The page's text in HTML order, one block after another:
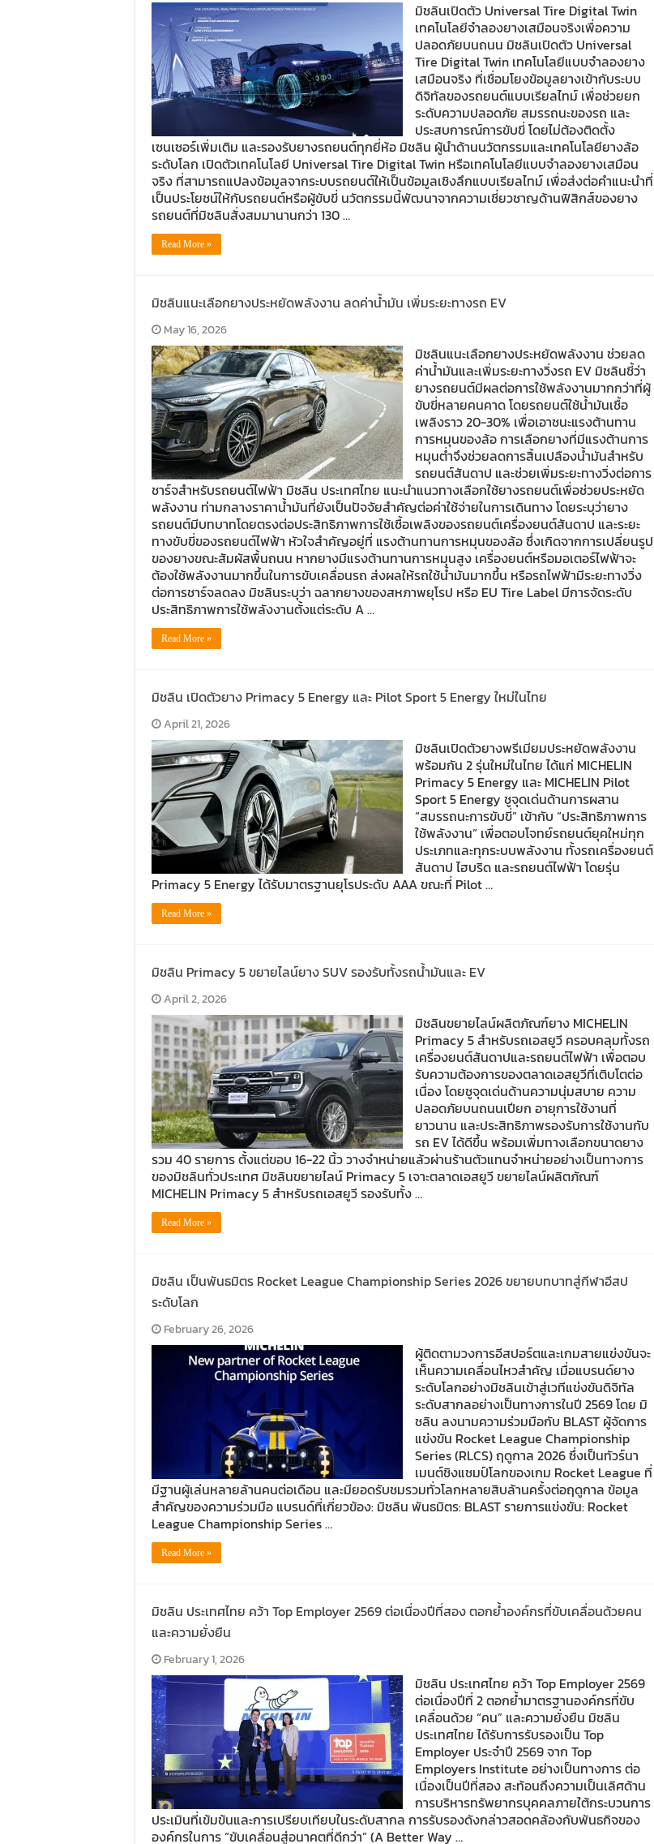
มิชลินเปิดตัว Universal Tire Digital Twin
เทคโนโลยีจำลองยางเสมือนจริงเพื่อความ
ปลอดภัยบนถนน มิชลินเปิดตัว Universal
Tire Digital Twin เทคโนโลยีแบบจำลองยาง
เสมือนจริง ที่เชื่อมโยงข้อมูลยางเข้ากับระบบ
ดิจิทัลของรถยนต์แบบเรียลไทม์ เพื่อช่วยยก
ระดับความปลอดภัย สมรรถนะของรถ และ
ประสบการณ์การขับขี่ โดยไม่ต้องติดตั้ง
เซนเซอร์เพิ่มเติม และรองรับยางรถยนต์ทุกยี่ห้อ มิชลิน ผู้นำด้านนวัตกรรมและเทคโนโลยียางล้อ
ระดับโลก เปิดตัวเทคโนโลยี Universal Tire Digital Twin หรือเทคโนโลยีแบบจำลองยางเสมือน
จริง ที่สามารถแปลงข้อมูลจากระบบรถยนต์ให้เป็นข้อมูลเชิงลึกแบบเรียลไทม์ เพื่อส่งต่อคำแนะนำที่
เป็นประโยชน์ให้กับรถยนต์หรือผู้ขับขี่ นวัตกรรมนี้พัฒนาจากความเชี่ยวชาญด้านฟิสิกส์ของยาง
รถยนต์ที่มิชลินสั่งสมมานานกว่า 130 …
Read More »
มิชลินแนะเลือกยางประหยัดพลังงาน ลดค่าน้ำมัน เพิ่มระยะทางรถ EV
May 16, 2026
มิชลินแนะเลือกยางประหยัดพลังงาน ช่วยลด
ค่าน้ำมันและเพิ่มระยะทางวิ่งรถ EV มิชลินชี้ว่า
ยางรถยนต์มีผลต่อการใช้พลังงานมากกว่าที่ผู้
ขับขี่หลายคนคาด โดยรถยนต์ใช้น้ำมันเชื้อ
เพลิงราว 20-30% เพื่อเอาชนะแรงต้านทาน
การหมุนของล้อ การเลือกยางที่มีแรงต้านการ
หมุนต่ำจึงช่วยลดการสิ้นเปลืองน้ำมันสำหรับ
รถยนต์สันดาป และช่วยเพิ่มระยะทางวิ่งต่อการ
ชาร์จสำหรับรถยนต์ไฟฟ้า มิชลิน ประเทศไทย แนะนำแนวทางเลือกใช้ยางรถยนต์เพื่อช่วยประหยัด
พลังงาน ท่ามกลางราคาน้ำมันที่ยังเป็นปัจจัยสำคัญต่อค่าใช้จ่ายในการเดินทาง โดยระบุว่ายาง
รถยนต์มีบทบาทโดยตรงต่อประสิทธิภาพการใช้เชื้อเพลิงของรถยนต์เครื่องยนต์สันดาป และระยะ
ทางขับขี่ของรถยนต์ไฟฟ้า หัวใจสำคัญอยู่ที่ แรงต้านทานการหมุนของล้อ ซึ่งเกิดจากการเปลี่ยนรูป
ของยางขณะสัมผัสพื้นถนน หากยางมีแรงต้านทานการหมุนสูง เครื่องยนต์หรือมอเตอร์ไฟฟ้าจะ
ต้องใช้พลังงานมากขึ้นในการขับเคลื่อนรถ ส่งผลให้รถใช้น้ำมันมากขึ้น หรือรถไฟฟ้ามีระยะทางวิ่ง
ต่อการชาร์จลดลง มิชลินระบุว่า ฉลากยางของสหภาพยุโรป หรือ EU Tire Label มีการจัดระดับ
ประสิทธิภาพการใช้พลังงานตั้งแต่ระดับ A …
Read More »
มิชลิน เปิดตัวยาง Primacy 5 Energy และ Pilot Sport 5 Energy ใหม่ในไทย
April 21, 2026
มิชลินเปิดตัวยางพรีเมียมประหยัดพลังงาน
พร้อมกัน 2 รุ่นใหม่ในไทย ได้แก่ MICHELIN
Primacy 5 Energy และ MICHELIN Pilot
Sport 5 Energy ชูจุดเด่นด้านการผสาน
“สมรรถนะการขับขี่” เข้ากับ “ประสิทธิภาพการ
ใช้พลังงาน” เพื่อตอบโจทย์รถยนต์ยุคใหม่ทุก
ประเภทและทุกระบบพลังงาน ทั้งรถเครื่องยนต์
สันดาป ไฮบริด และรถยนต์ไฟฟ้า โดยรุ่น
Primacy 5 Energy ได้รับมาตรฐานยุโรประดับ AAA ขณะที่ Pilot …
Read More »
มิชลิน Primacy 5 ขยายไลน์ยาง SUV รองรับทั้งรถน้ำมันและ EV
April 2, 2026
มิชลินขยายไลน์ผลิตภัณฑ์ยาง MICHELIN
Primacy 5 สำหรับรถเอสยูวี ครอบคลุมทั้งรถ
เครื่องยนต์สันดาปและรถยนต์ไฟฟ้า เพื่อตอบ
รับความต้องการของตลาดเอสยูวีที่เติบโตต่อ
เนื่อง โดยชูจุดเด่นด้านความนุ่มสบาย ความ
ปลอดภัยบนถนนเปียก อายุการใช้งานที่
ยาวนาน และประสิทธิภาพรองรับการใช้งานกับ
รถ EV ได้ดีขึ้น พร้อมเพิ่มทางเลือกขนาดยาง
รวม 40 รายการ ตั้งแต่ขอบ 16-22 นิ้ว วางจำหน่ายแล้วผ่านร้านตัวแทนจำหน่ายอย่างเป็นทางการ
ของมิชลินทั่วประเทศ มิชลินขยายไลน์ Primacy 5 เจาะตลาดเอสยูวี ขยายไลน์ผลิตภัณฑ์
MICHELIN Primacy 5 สำหรับรถเอสยูวี รองรับทั้ง …
Read More »
มิชลิน เป็นพันธมิตร Rocket League Championship Series 2026 ขยายบทบาทสู่กีฬาอีสป
ระดับโลก
February 26, 2026
ผู้ติดตามวงการอีสปอร์ตและเกมสายแข่งขันจะ
เห็นความเคลื่อนไหวสำคัญ เมื่อแบรนด์ยาง
ระดับโลกอย่างมิชลินเข้าสู่เวทีแข่งขันดิจิทัล
ระดับสากลอย่างเป็นทางการในปี 2569 โดย มิ
ชลิน ลงนามความร่วมมือกับ BLAST ผู้จัดการ
แข่งขัน Rocket League Championship
Series (RLCS) ฤดูกาล 2026 ซึ่งเป็นทัวร์นา
เมนต์ชิงแชมป์โลกของเกม Rocket League ที่
มีฐานผู้เล่นหลายล้านคนต่อเดือน และมียอดรับชมรวมทั่วโลกหลายสิบล้านครั้งต่อฤดูกาล ข้อมูล
สำคัญของความร่วมมือ แบรนด์ที่เกี่ยวข้อง: มิชลิน พันธมิตร: BLAST รายการแข่งขัน: Rocket
League Championship Series …
Read More »
มิชลิน ประเทศไทย คว้า Top Employer 2569 ต่อเนื่องปีที่สอง ตอกย้ำองค์กรที่ขับเคลื่อนด้วยคน
และความยั่งยืน
February 1, 2026
มิชลิน ประเทศไทย คว้า Top Employer 2569
ต่อเนื่องปีที่ 2 ตอกย้ำมาตรฐานองค์กรที่ขับ
เคลื่อนด้วย “คน” และความยั่งยืน มิชลิน
ประเทศไทย ได้รับการรับรองเป็น Top
Employer ประจำปี 2569 จาก Top
Employers Institute อย่างเป็นทางการ ต่อ
เนื่องเป็นปีที่สอง สะท้อนถึงความเป็นเลิศด้าน
การบริหารทรัพยากรบุคคลภายใต้กระบวนการ
ประเมินที่เข้มข้นและการเปรียบเทียบในระดับสากล การรับรองดังกล่าวสอดคล้องกับพันธกิจของ
องค์กรในการ “ขับเคลื่อนสู่อนาคตที่ดีกว่า” (A Better Way …